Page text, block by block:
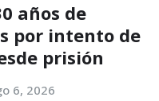
años de
por intento de
prisión
6, 2026